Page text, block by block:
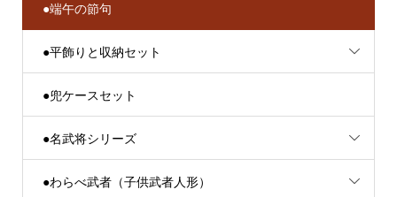
●端午の節句
●平飾りと収納セット
●兜ケースセット
●名武将シリーズ
●わらべ武者（子供武者人形）